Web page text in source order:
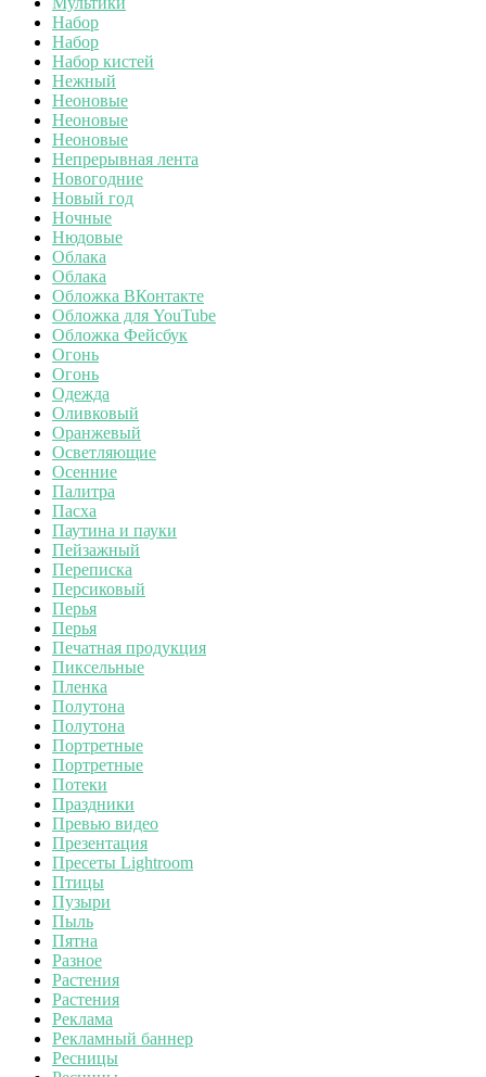
Набор
Набор
Набор кистей
Нежный
Неоновые
Неоновые
Неоновые
Непрерывная лента
Новогодние
Новый год
Ночные
Нюдовые
Облака
Облака
Обложка ВКонтакте
Обложка для YouTube
Обложка Фейсбук
Огонь
Огонь
Одежда
Оливковый
Оранжевый
Осветляющие
Осенние
Палитра
Пасха
Паутина и пауки
Пейзажный
Переписка
Персиковый
Перья
Перья
Печатная продукция
Пиксельные
Пленка
Полутона
Полутона
Портретные
Портретные
Потеки
Праздники
Превью видео
Презентация
Пресеты Lightroom
Птицы
Пузыри
Пыль
Пятна
Разное
Растения
Растения
Реклама
Рекламный баннер
Ресницы